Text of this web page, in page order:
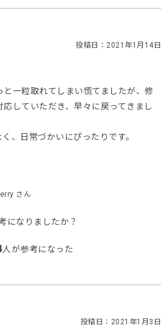
投稿日：2021年1月14日
一粒取れてしまい慌てましたが、修
していただき、早々に戻ってきまし
、日常づかいにぴったりです。
さん
になりましたか？
人が参考になった
投稿日：2021年1月3日